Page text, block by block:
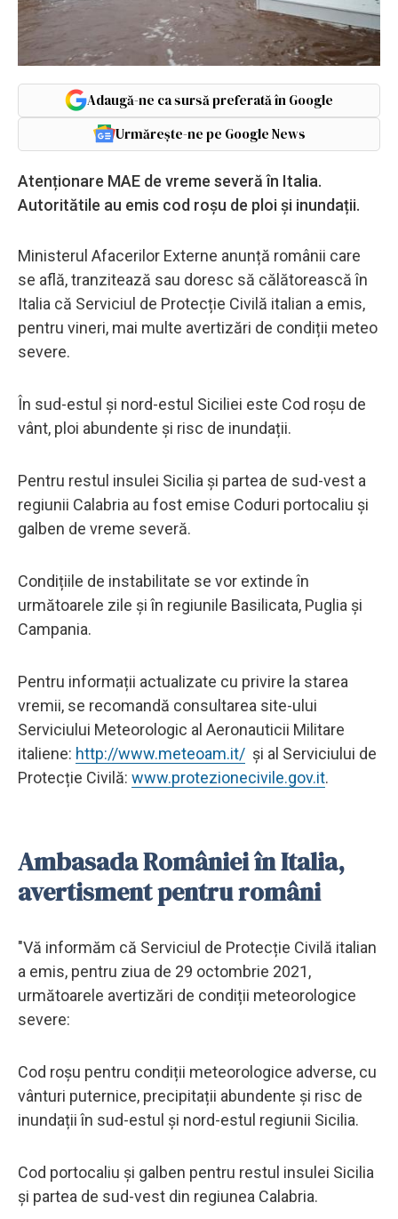
Adaugă-ne ca sursă preferată în Google
Urmărește-ne pe Google News
Atenționare MAE de vreme severă în Italia.
Autoritătile au emis cod roșu de ploi și inundații.
Ministerul Afacerilor Externe anunță românii care
se află, tranzitează sau doresc să călătorească în
Italia că Serviciul de Protecție Civilă italian a emis,
pentru vineri, mai multe avertizări de condiții meteo
severe.
În sud-estul și nord-estul Siciliei este Cod roșu de
vânt, ploi abundente și risc de inundații.
Pentru restul insulei Sicilia și partea de sud-vest a
regiunii Calabria au fost emise Coduri portocaliu și
galben de vreme severă.
Condițiile de instabilitate se vor extinde în
următoarele zile și în regiunile Basilicata, Puglia și
Campania.
Pentru informații actualizate cu privire la starea
vremii, se recomandă consultarea site-ului
Serviciului Meteorologic al Aeronauticii Militare
italiene: http://www.meteoam.it/ și al Serviciului de
Protecție Civilă: www.protezionecivile.gov.it.
Ambasada României în Italia,
avertisment pentru români
"Vă informăm că Serviciul de Protecție Civilă italian
a emis, pentru ziua de 29 octombrie 2021,
următoarele avertizări de condiții meteorologice
severe:
Cod roșu pentru condiții meteorologice adverse, cu
vânturi puternice, precipitații abundente și risc de
inundații în sud-estul și nord-estul regiunii Sicilia.
Cod portocaliu și galben pentru restul insulei Sicilia
și partea de sud-vest din regiunea Calabria.